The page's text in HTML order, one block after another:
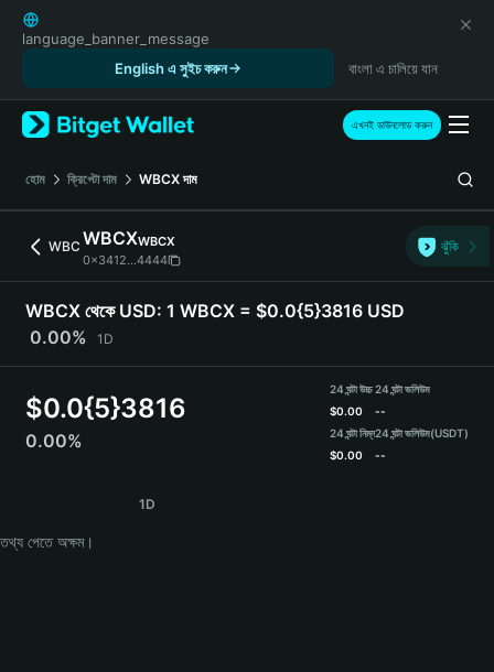
English
日本語
Русский
Español (Latinoamérica)
Türkçe
Italiano
简体中文
繁體中文
Português (Portugal)
Bahasa Indonesia
Español
language_banner_message
English এ সুইচ করুন
বাংলা এ চালিয়ে যান
এখনই ডাউনলোড করুন
হোম ক্রিপ্টো দাম WBCX দাম
WBC WBCXWBCX
0x3412...4444
ঝুঁকি
WBCX থেকে USD: 1 WBCX = $0.0{5}3816 USD
0.00%
1D
$0.0{5}3816
0.00%
24 ঘন্টা উচ্চ
$0.00
24 ঘন্টা নিম্ন
$0.00
24 ঘন্টা ভলিউম
--
24 ঘন্টা ভলিউম(USDT)
--
1D
তথ্য পেতে অক্ষম।